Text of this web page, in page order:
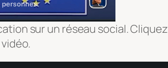
sur un réseau social. Cliquez